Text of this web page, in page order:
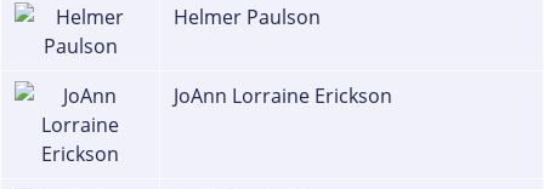
Helmer Paulson
JoAnn Lorraine Erickson